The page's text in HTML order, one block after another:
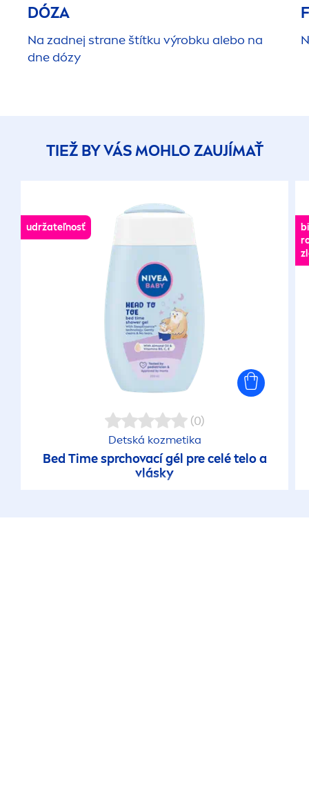
DÓZA
Na zadnej strane štítku výrobku alebo na
dne dózy
TIEŽ BY VÁS MOHLO ZAUJÍMAŤ
udržateľnosť
(0)
Detská kozmetika
Bed Time sprchovací gél pre celé telo a
vlásky